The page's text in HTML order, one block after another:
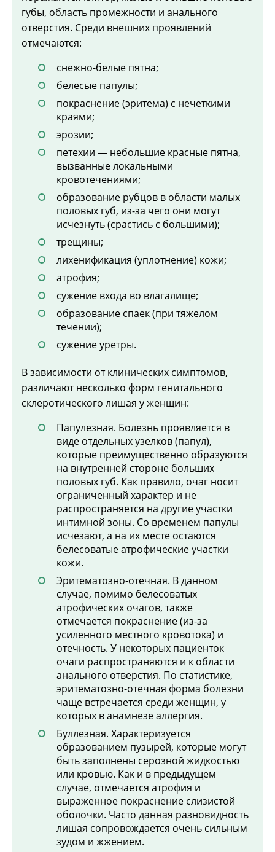
губы, область промежности и анального
отверстия. Среди внешних проявлений
отмечаются:
снежно-белые пятна;
белесые папулы;
покраснение (эритема) с нечеткими
краями;
эрозии;
петехии — небольшие красные пятна,
вызванные локальными
кровотечениями;
образование рубцов в области малых
половых губ, из-за чего они могут
исчезнуть (срастись с большими);
трещины;
лихенификация (уплотнение) кожи;
атрофия;
сужение входа во влагалище;
образование спаек (при тяжелом
течении);
сужение уретры.
В зависимости от клинических симптомов,
различают несколько форм генитального
склеротического лишая у женщин:
Папулезная. Болезнь проявляется в
виде отдельных узелков (папул),
которые преимущественно образуются
на внутренней стороне больших
половых губ. Как правило, очаг носит
ограниченный характер и не
распространяется на другие участки
интимной зоны. Со временем папулы
исчезают, а на их месте остаются
белесоватые атрофические участки
кожи.
Эритематозно-отечная. В данном
случае, помимо белесоватых
атрофических очагов, также
отмечается покраснение (из-за
усиленного местного кровотока) и
отечность. У некоторых пациенток
очаги распространяются и к области
анального отверстия. По статистике,
эритематозно-отечная форма болезни
чаще встречается среди женщин, у
которых в анамнезе аллергия.
Буллезная. Характеризуется
образованием пузырей, которые могут
быть заполнены серозной жидкостью
или кровью. Как и в предыдущем
случае, отмечается атрофия и
выраженное покраснение слизистой
оболочки. Часто данная разновидность
лишая сопровождается очень сильным
зудом и жжением.